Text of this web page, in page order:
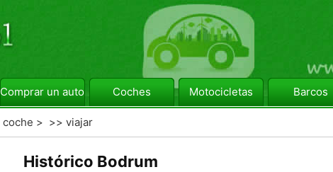
Comprar un automóvil Coches Motocicletas Barcos
coche > >> viajar
Histórico Bodrum